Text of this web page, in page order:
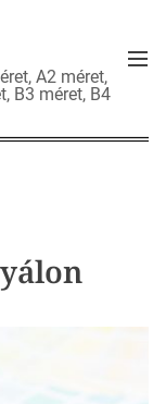
A2 méret,
B3 méret, B4
M